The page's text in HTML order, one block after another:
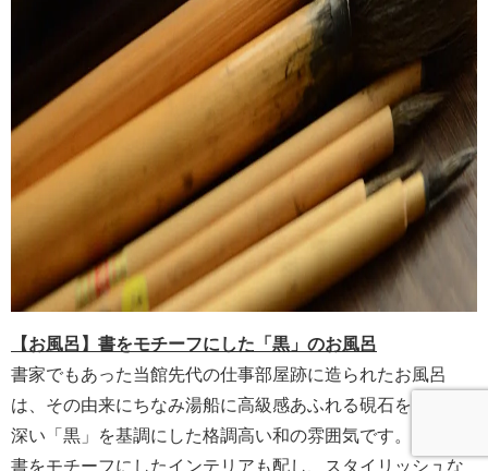
【お風呂】書をモチーフにした「黒」のお風呂
書家でもあった当館先代の仕事部屋跡に造られたお風呂
は、その由来にちなみ湯船に高級感あふれる硯石を使用。
深い「黒」を基調にした格調高い和の雰囲気です。壁には
書をモチーフにしたインテリアも配し、スタイリッシュな